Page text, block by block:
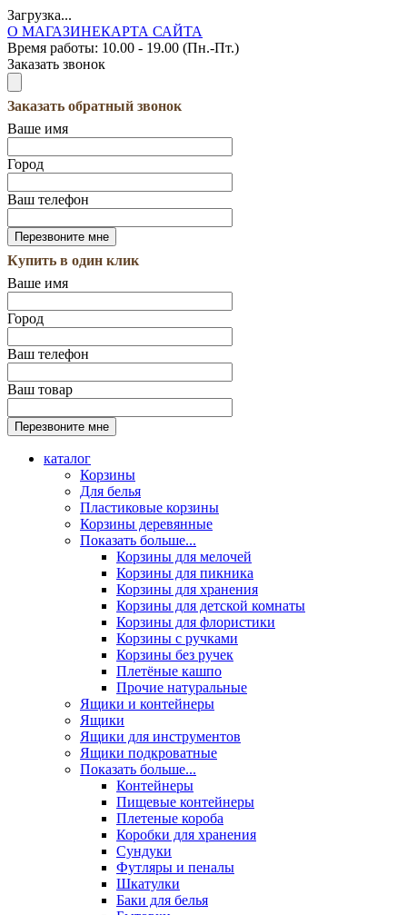
Загрузка...
О МАГАЗИНЕКАРТА САЙТА
Время работы: 10.00 - 19.00 (Пн.-Пт.)
Заказать звонок
Заказать обратный звонок
Ваше имя
Город
Ваш телефон
Купить в один клик
Ваше имя
Город
Ваш телефон
Ваш товар
каталог
Корзины
Для белья
Пластиковые корзины
Корзины деревянные
Показать больше...
Корзины для мелочей
Корзины для пикника
Корзины для хранения
Корзины для детской комнаты
Корзины для флористики
Корзины с ручками
Корзины без ручек
Плетёные кашпо
Прочие натуральные
Ящики и контейнеры
Ящики
Ящики для инструментов
Ящики подкроватные
Показать больше...
Контейнеры
Пищевые контейнеры
Плетеные короба
Коробки для хранения
Сундуки
Футляры и пеналы
Шкатулки
Баки для белья